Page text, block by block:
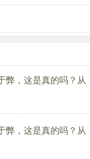
弊，这是真的吗？从
弊，这是真的吗？从